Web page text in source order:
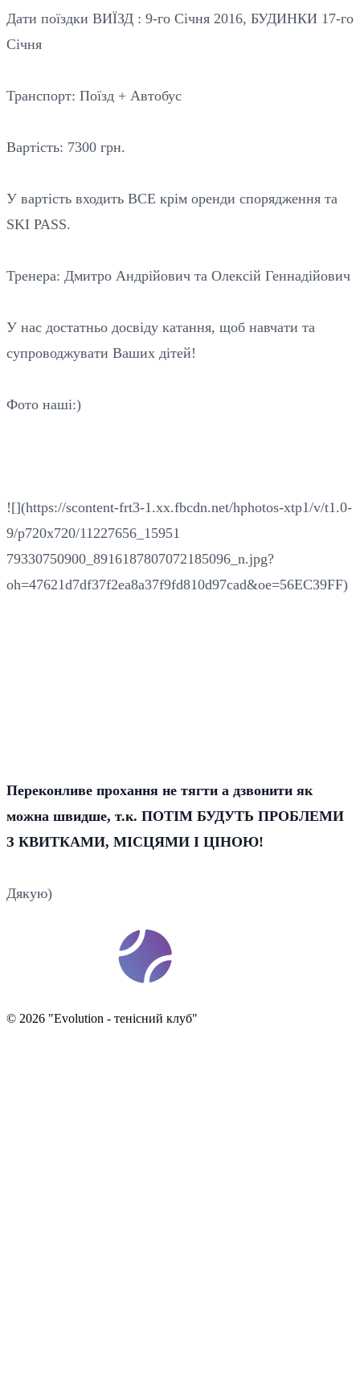
Дати поїздки ВИЇЗД : 9-го Січня 2016, БУДИНКИ 17-го
Січня
Транспорт: Поїзд + Автобус
Вартість: 7300 грн.
У вартість входить ВСЕ крім оренди спорядження та
SKI PASS.
Тренера: Дмитро Андрійович та Олексій Геннадійович
У нас достатньо досвіду катання, щоб навчати та
супроводжувати Ваших дітей!
Фото наші:)
![](https://scontent-frt3-1.xx.fbcdn.net/hphotos-xtp1/v/t1.0-
9/p720x720/11227656_15951
79330750900_8916187807072185096_n.jpg?
oh=47621d7df37f2ea8a37f9fd810d97cad&oe=56EC39FF)
Переконливе прохання не тягти а дзвонити як
можна швидше, т.к. ПОТІМ БУДУТЬ ПРОБЛЕМИ
З КВИТКАМИ, МІСЦЯМИ І ЦІНОЮ!
Дякую)
© 2026 "Evolution - тенісний клуб"